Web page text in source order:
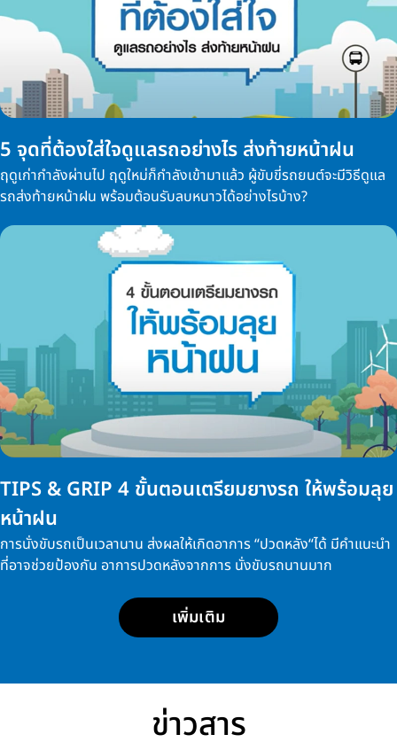
5 จุดที่ต้องใส่ใจดูแลรถอย่างไร ส่งท้ายหน้าฝน
ฤดูเก่ากำลังผ่านไป ฤดูใหม่ก็กำลังเข้ามาแล้ว ผู้ขับขี่รถยนต์จะมีวิธีดูแล
รถส่งท้ายหน้าฝน พร้อมต้อนรับลบหนาวได้อย่างไรบ้าง?
TIPS & GRIP 4 ขั้นตอนเตรียมยางรถ ให้พร้อมลุย
หน้าฝน
การนั่งขับรถเป็นเวลานาน ส่งผลให้เกิดอาการ “ปวดหลัง“ได้ มีคำแนะนำ
ที่อาจช่วยป้องกัน อาการปวดหลังจากการ นั่งขับรถนานมาก
เพิ่มเติม
ข่าวสาร